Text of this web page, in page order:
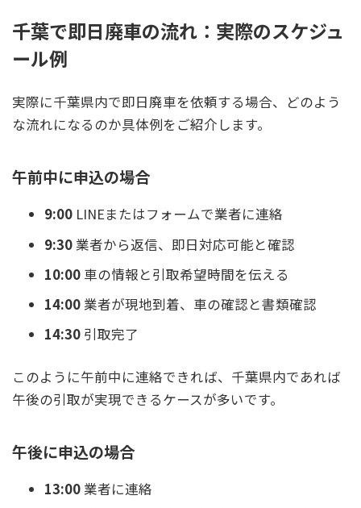
千葉で即日廃車の流れ：実際のスケジュ
ール例
実際に千葉県内で即日廃車を依頼する場合、どのよう
な流れになるのか具体例をご紹介します。
午前中に申込の場合
9:00 LINEまたはフォームで業者に連絡
9:30 業者から返信、即日対応可能と確認
10:00 車の情報と引取希望時間を伝える
14:00業者が現地到着、車の確認と書類確認
14:30 引取完了
このように午前中に連絡できれば、千葉県内であれば
午後の引取が実現できるケースが多いです。
午後に申込の場合
13:00業者に連絡